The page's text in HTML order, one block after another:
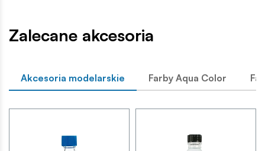
Zalecane akcesoria
Akcesoria modelarskie Farby Aqua Color